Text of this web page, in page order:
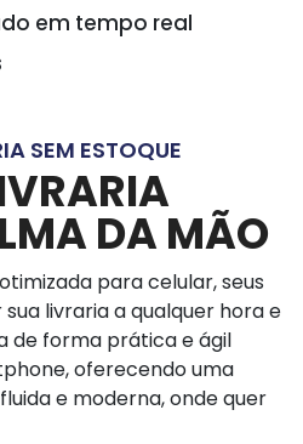
em tempo real
SEM ESTOQUE
DA MÃO
para celular, seus
livraria a qualquer hora e
de forma prática e ágil
oferecendo uma
e moderna, onde quer